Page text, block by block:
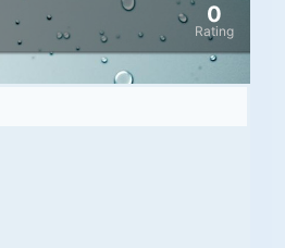
Rating
0